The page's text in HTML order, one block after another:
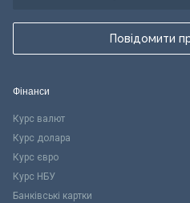
Повідомити
Фінанси
Курс валют
Курс долара
Курс євро
Курс НБУ
Банківські картки